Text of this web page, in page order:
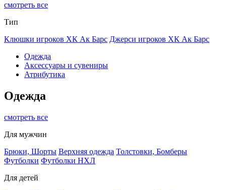
смотреть все
Тип
Клюшки игроков ХК Ак Барс Джерси игроков ХК Ак Барс
Одежда
Аксессуары и сувениры
Атрибутика
Одежда
смотреть все
Для мужчин
Брюки, Шорты Верхняя одежда Толстовки, Бомберы
Футболки Футболки НХЛ
Для детей